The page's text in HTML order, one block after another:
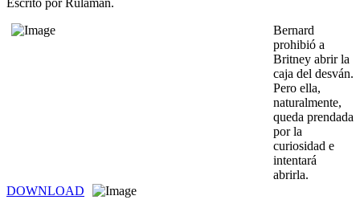
Bernard
prohibió a
Britney abrir la
caja del desván.
Pero ella,
naturalmente,
queda prendada
por la
curiosidad e
intentará
abrirla.
DOWNLOAD